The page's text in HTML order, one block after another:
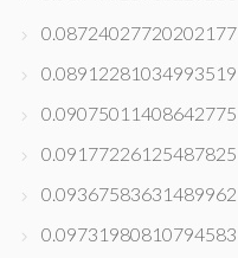
0.08724027720202177
0.08912281034993519
0.09075011408642775
0.09177226125487825
0.09367583631489962
0.09731980810794583